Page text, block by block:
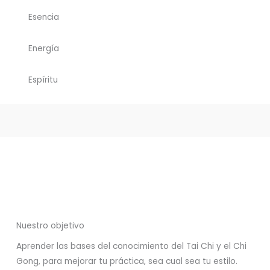
Esencia
Energía
Espíritu
Nuestro objetivo
Aprender las bases del conocimiento del Tai Chi y el Chi
Gong, para mejorar tu práctica, sea cual sea tu estilo.